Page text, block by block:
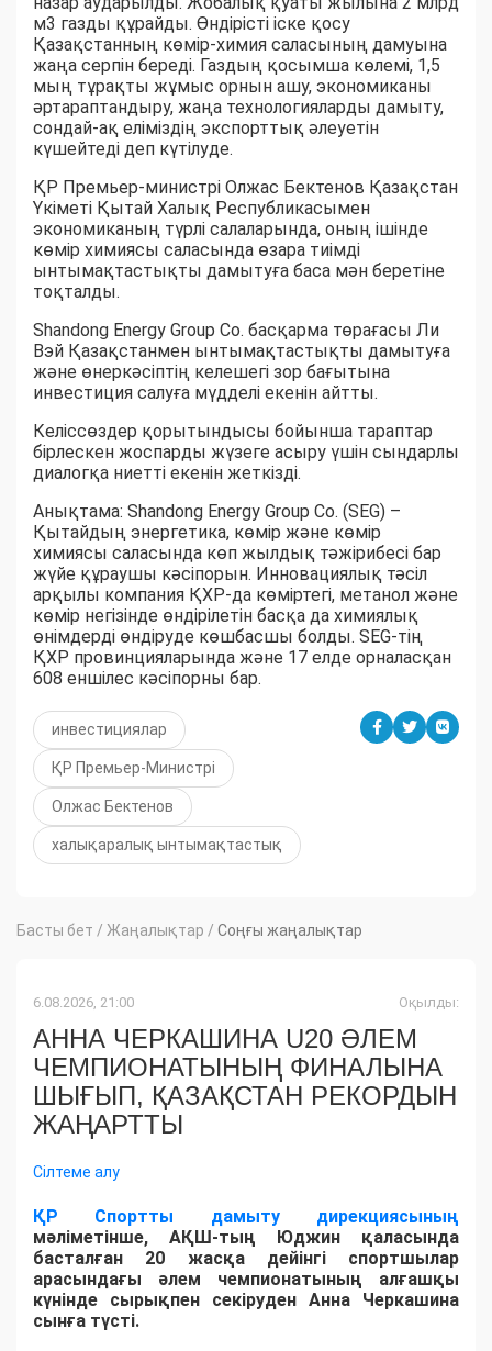
м3 газды құрайды. Өндірісті іске қосу
Қазақстанның көмір-химия саласының дамуына
жаңа серпін береді. Газдың қосымша көлемі, 1,5
мың тұрақты жұмыс орнын ашу, экономиканы
әртараптандыру, жаңа технологияларды дамыту,
сондай-ақ еліміздің экспорттық әлеуетін
күшейтеді деп күтілуде.
ҚР Премьер-министрі Олжас Бектенов Қазақстан
Үкіметі Қытай Халық Республикасымен
экономиканың түрлі салаларында, оның ішінде
көмір химиясы саласында өзара тиімді
ынтымақтастықты дамытуға баса мән беретіне
тоқталды.
Shandong Energy Group Co. басқарма төрағасы Ли
Вэй Қазақстанмен ынтымақтастықты дамытуға
және өнеркәсіптің келешегі зор бағытына
инвестиция салуға мүдделі екенін айтты.
Келіссөздер қорытындысы бойынша тараптар
бірлескен жоспарды жүзеге асыру үшін сындарлы
диалогқа ниетті екенін жеткізді.
Анықтама: Shandong Energy Group Co. (SEG) –
Қытайдың энергетика, көмір және көмір
химиясы саласында көп жылдық тәжірибесі бар
жүйе құраушы кәсіпорын. Инновациялық тәсіл
арқылы компания ҚХР-да көміртегі, метанол және
көмір негізінде өндірілетін басқа да химиялық
өнімдерді өндіруде көшбасшы болды. SEG-тің
ҚХР провинцияларында және 17 елде орналасқан
608 еншілес кәсіпорны бар.
инвестициялар
ҚР Премьер-Министрі
Олжас Бектенов
халықаралық ынтымақтастық
Басты бет / Жаңалықтар / Соңғы жаңалықтар
6.08.2026, 21:00 Оқылды:
АННА ЧЕРКАШИНА U20 ӘЛЕМ
ЧЕМПИОНАТЫНЫҢ ФИНАЛЫНА
ШЫҒЫП, ҚАЗАҚСТАН РЕКОРДЫН
ЖАҢАРТТЫ
Сілтеме алу
ҚР Спортты дамыту дирекциясының
мәліметінше, АҚШ-тың Юджин қаласында
басталған 20 жасқа дейінгі спортшылар
арасындағы әлем чемпионатының алғашқы
күнінде сырықпен секіруден Анна Черкашина
сынға түсті.